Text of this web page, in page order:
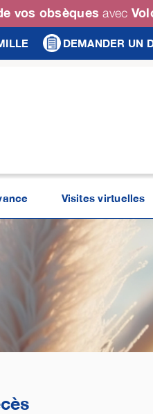
vos obsèques avec
DEMANDER UN
Visites virtuelles